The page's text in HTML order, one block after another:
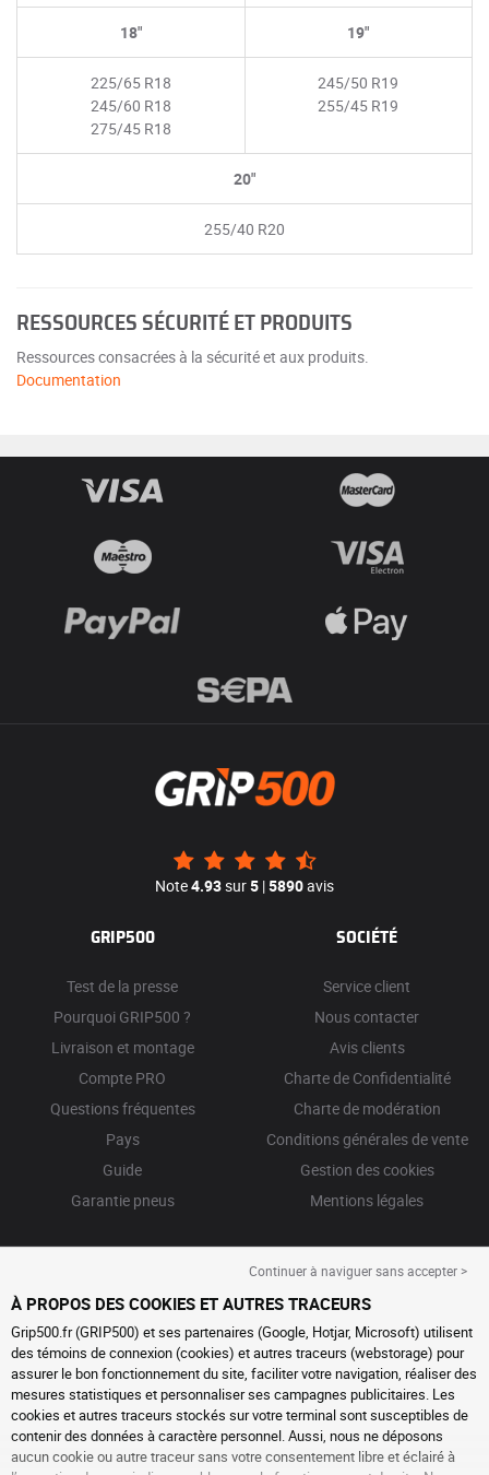
18"
225/65 R18
245/60 R18
275/45 R18
19"
245/50 R19
255/45 R19
20"
255/40 R20
RESSOURCES SÉCURITÉ ET PRODUITS
Ressources consacrées à la sécurité et aux produits.
Documentation
Note4.93sur5 |5890avis
GRIP500
Test de la presse
Pourquoi GRIP500 ?
Livraison et montage
Compte PRO
Questions fréquentes
Pays
Guide
Garantie pneus
SOCIÉTÉ
Service client
Nous contacter
Avis clients
Charte de Confidentialité
Charte de modération
Conditions générales de vente
Gestion des cookies
Mentions légales
Continuer à naviguer sans accepter >
À PROPOS DES COOKIES ET AUTRES TRACEURS
Grip500.fr (GRIP500) et ses partenaires (Google, Hotjar, Microsoft) utilisent
des témoins de connexion (cookies) et autres traceurs (webstorage) pour
assurer le bon fonctionnement du site, faciliter votre navigation, réaliser des
mesures statistiques et personnaliser ses campagnes publicitaires. Les
cookies et autres traceurs stockés sur votre terminal sont susceptibles de
contenir des données à caractère personnel. Aussi, nous ne déposons
aucun cookie ou autre traceur sans votre consentement libre et éclairé à